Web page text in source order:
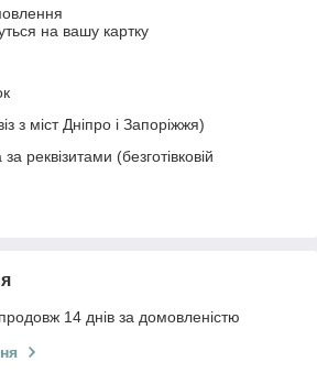
на вашу картку
з міст Дніпро і Запоріжжя)
реквізитами (безготівковій
14 днів за домовленістю